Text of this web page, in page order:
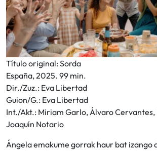
Título original: Sorda
España, 2025. 99 min.
Dir./Zuz.: Eva Libertad
Guion/G.: Eva Libertad
Int./Akt.: Miriam Garlo, Álvaro Cervantes,
Joaquín Notario
Ángela emakume gorrak haur bat izango